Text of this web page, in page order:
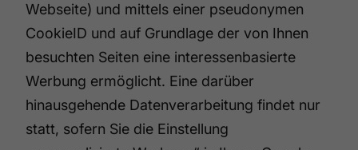
Webseite) und mittels einer pseudonymen
CookieID und auf Grundlage der von Ihnen
besuchten Seiten eine interessenbasierte
Werbung ermöglicht. Eine darüber
hinausgehende Datenverarbeitung findet nur
statt, sofern Sie die Einstellung